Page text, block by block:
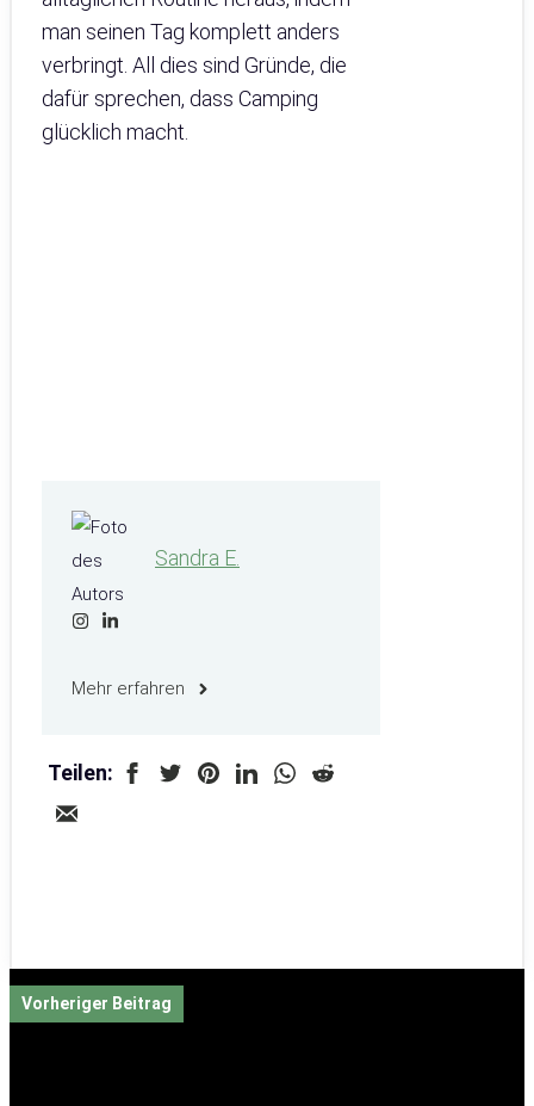
man seinen Tag komplett anders
verbringt. All dies sind Gründe, die
dafür sprechen, dass Camping
glücklich macht.
Sandra E.
Mehr erfahren
Teilen:
Vorheriger Beitrag